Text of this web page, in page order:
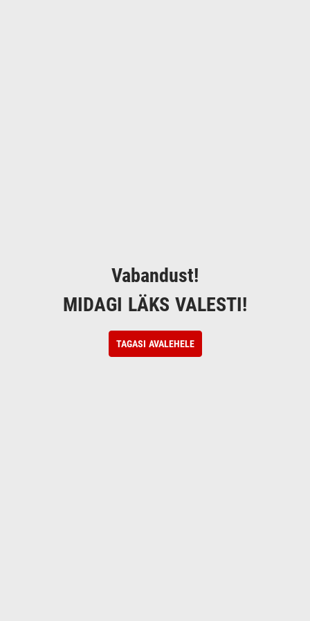
Vabandust!
MIDAGI LÄKS VALESTI!
TAGASI AVALEHELE